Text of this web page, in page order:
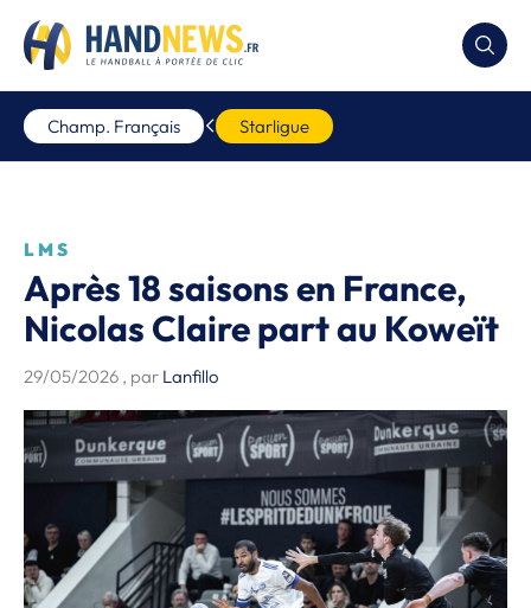
Champ. Français Starligue
LMS
Après 18 saisons en France,
Nicolas Claire part au Koweït
29/05/2026 , par Lanfillo